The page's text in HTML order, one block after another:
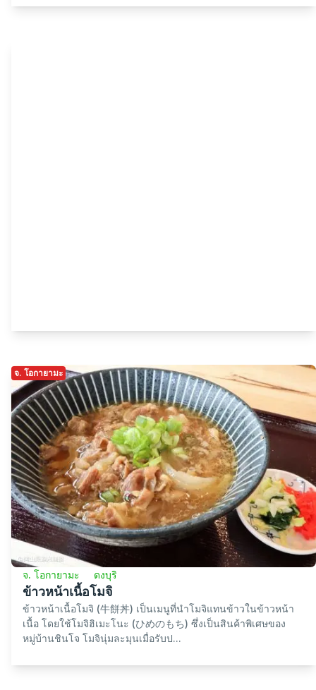
จ. โอกายามะ
จ. โอกายามะ ดงบุริ
ข้าวหน้าเนื้อโมจิ
ข้าวหน้าเนื้อโมจิ (牛餅丼) เป็นเมนูที่นำโมจิแทนข้าวในข้าวหน้า
เนื้อ โดยใช้โมจิฮิเมะโนะ (ひめのもち) ซึ่งเป็นสินค้าพิเศษของ
หมู่บ้านชินโจ โมจินุ่มละมุนเมื่อรับป...